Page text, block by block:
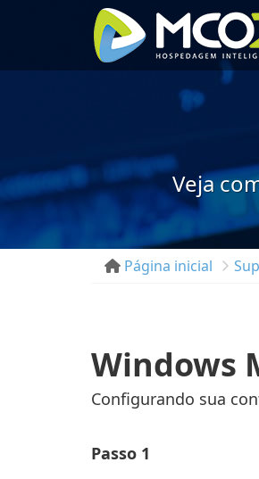
Veja
Página inicial
Windows
Configurando sua
Passo 1